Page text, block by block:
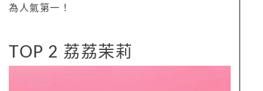
為人氣第一！
TOP 2 荔荔茉莉